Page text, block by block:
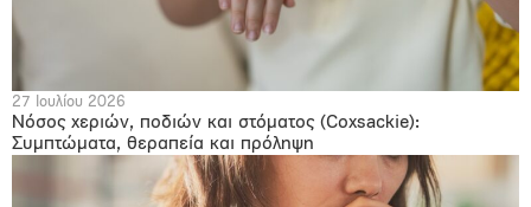
27 Ιουλίου 2026
Νόσος χεριών, ποδιών και στόματος (Coxsackie):
Συμπτώματα, θεραπεία και πρόληψη